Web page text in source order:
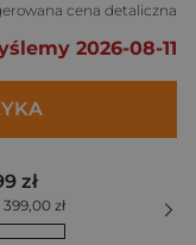
cena detaliczna
2026-08-11
zł
zł